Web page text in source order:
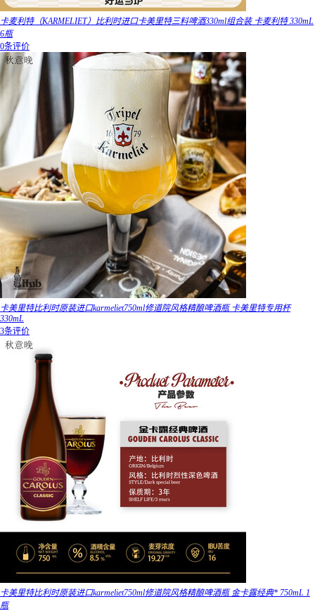
卡麦利特（KARMELIET）比利时进口卡美里特三料啤酒330ml组合装 卡麦利特 330mL
6瓶
0条评价
卡美里特比利时原装进口karmeliet750ml修道院风格精酿啤酒瓶 卡美里特专用杯
330mL
3条评价
卡美里特比利时原装进口karmeliet750ml修道院风格精酿啤酒瓶 金卡露经典* 750mL 1
瓶